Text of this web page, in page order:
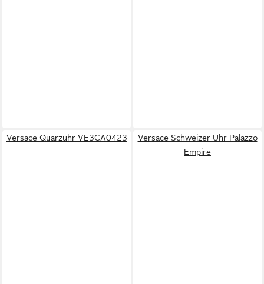
Versace Quarzuhr VE3CA0423
Versace Schweizer Uhr Palazzo
Empire